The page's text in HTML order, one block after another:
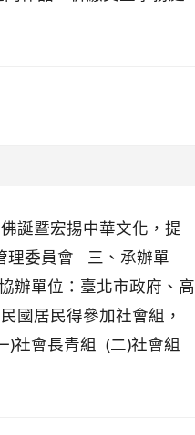
誕暨宏揚中華文化，提
理委員會 三、承辦單
辦單位：臺北市政府、高
國居民得參加社會組，
)社會長青組 (二)社會組